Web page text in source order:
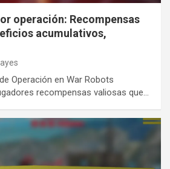
operación: Recompensas
acumulativos,
Operación en War Robots
recompensas valiosas que…